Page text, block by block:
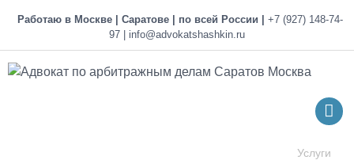
content
Работаю в Москве | Саратове | по всей России |
+7 (927) 148-74-
97
info@advokatshashkin.ru
Услуги